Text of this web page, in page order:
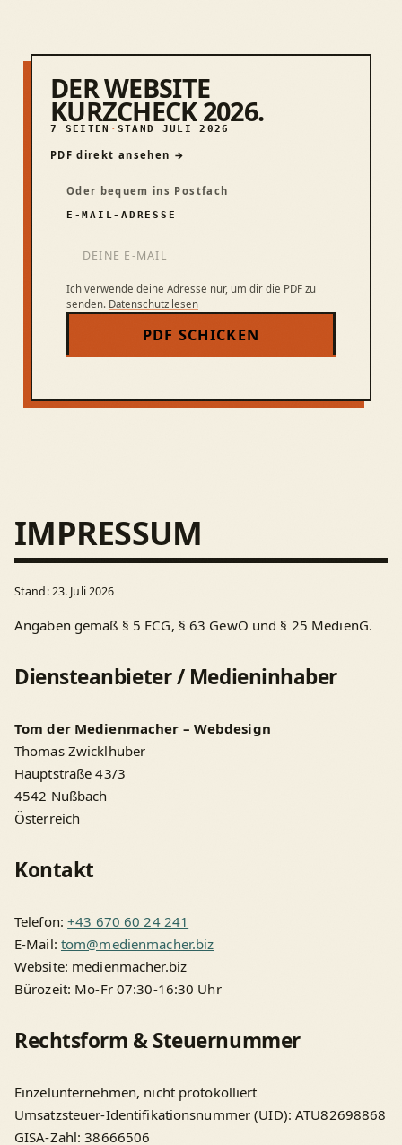
DER WEBSITE
KURZCHECK 2026.
7 SEITEN STAND JULI 2026
PDF direkt ansehen →
Oder bequem ins Postfach
E-MAIL-ADRESSE
Ich verwende deine Adresse nur, um dir die PDF zu
senden. Datenschutz lesen
PDF SCHICKEN
IMPRESSUM
Stand: 23. Juli 2026
Angaben gemäß § 5 ECG, § 63 GewO und § 25 MedienG.
Diensteanbieter / Medieninhaber
Tom der Medienmacher – Webdesign
Thomas Zwicklhuber
Hauptstraße 43/3
4542 Nußbach
Österreich
Kontakt
Telefon:+43 670 60 24 241
E-Mail: tom@medienmacher.biz
Website: medienmacher.biz
Bürozeit: Mo-Fr 07:30-16:30 Uhr
Rechtsform & Steuernummer
Einzelunternehmen, nicht protokolliert
Umsatzsteuer-Identifikationsnummer (UID): ATU82698868
GISA-Zahl: 38666506